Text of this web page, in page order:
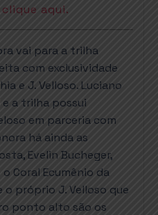
clique aqui.
vai para a trilha
com exclusividade
e J. Velloso. Luciano
a trilha possui
em parceria com
há ainda as
Evelin Bucheger,
Coral Ecumênio da
o próprio J. Velloso que
ponto alto são os